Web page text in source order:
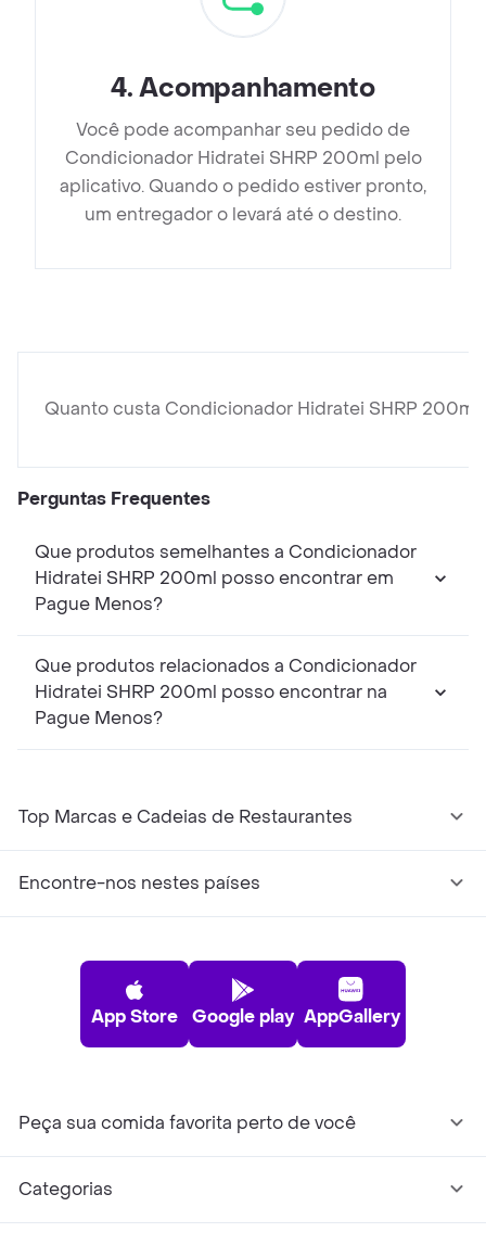
4.Acompanhamento
Você pode acompanhar seu pedido de
Condicionador Hidratei SHRP 200ml pelo
aplicativo. Quando o pedido estiver pronto,
um entregador o levará até o destino.
Quanto custa Condicionador Hidratei SHRP
Perguntas Frequentes
Que produtos semelhantes a Condicionador
Hidratei SHRP 200ml posso encontrar em
Pague Menos?
Que produtos relacionados a Condicionador
Hidratei SHRP 200ml posso encontrar na
Pague Menos?
Top Marcas e Cadeias de Restaurantes
Encontre-nos nestes países
App Store Google play AppGallery
Peça sua comida favorita perto de você
Categorias